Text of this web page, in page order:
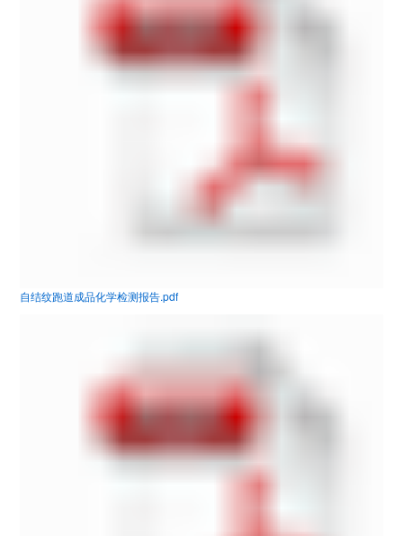
自结纹跑道成品化学检测报告.pdf